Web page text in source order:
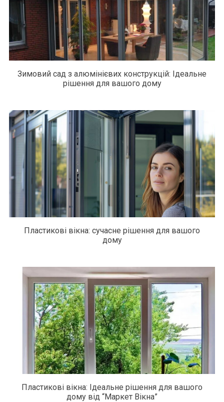
Зимовий сад з алюмінієвих конструкцій: Ідеальне
рішення для вашого дому
Пластикові вікна: сучасне рішення для вашого
дому
Пластикові вікна: Ідеальне рішення для вашого
дому від “Маркет Вікна”